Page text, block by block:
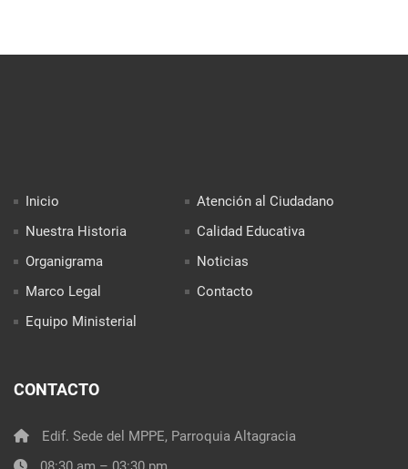
Inicio
Nuestra Historia
Organigrama
Marco Legal
Equipo Ministerial
Atención al Ciudadano
Calidad Educativa
Noticias
Contacto
CONTACTO
Edif. Sede del MPPE, Parroquia Altagracia